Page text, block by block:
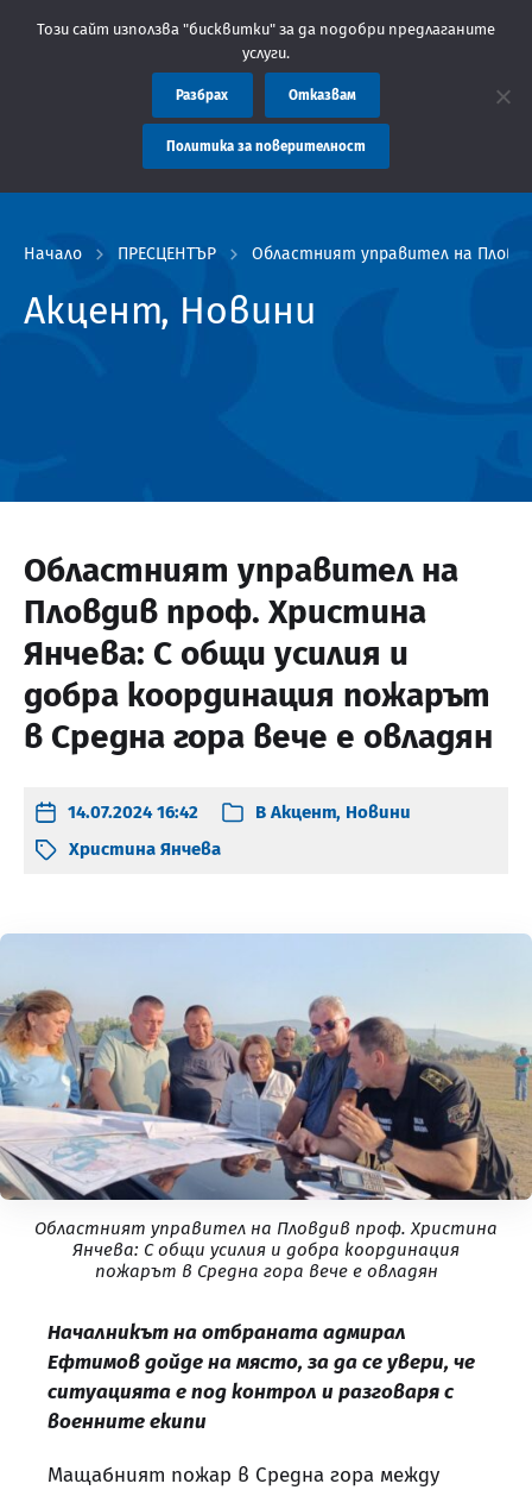
администрация Пловдив препоръчва заплащането на
Начало ПРЕСЦЕНТЪР Областният управител на
Акцент, Новини
Областният управител на
Пловдив проф. Христина
Янчева: С общи усилия и
добра координация пожарът
в Средна гора вече е овладян
14.07.2024 16:42 В Акцент, Новини
Христина Янчева
Областният управител на Пловдив проф. Христина
Янчева: С общи усилия и добра координация
пожарът в Средна гора вече е овладян
Началникът на отбраната адмирал
Ефтимов дойде на място, за да се увери, че
ситуацията е под контрол и разговаря с
военните екипи
Мащабният пожар в Средна гора между
Този сайт използва "бисквитки" за да подобри предлаганите
услуги.
Разбрах Отказвам
Политика за поверителност